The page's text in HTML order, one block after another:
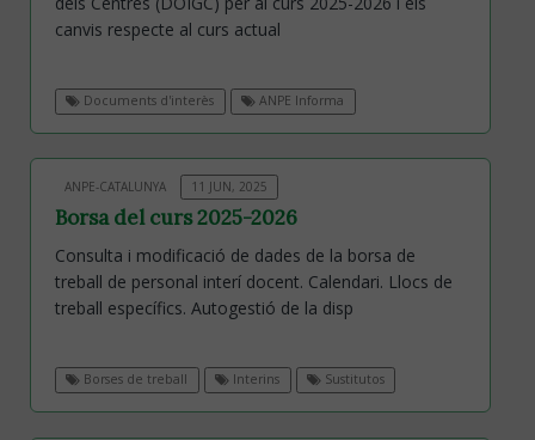
canvis respecte al curs actual
Documents d'interès ANPE Informa
ANPE-CATALUNYA 11 JUN, 2025
Borsa del curs 2025-2026
Consulta i modificació de dades de la borsa de
treball de personal interí docent. Calendari. Llocs de
treball específics. Autogestió de la disp
Borses de treball Interins Sustitutos